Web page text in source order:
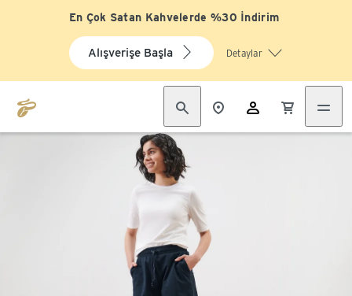
En Çok Satan Kahvelerde %30 İndirim
Alışverişe Başla Detaylar